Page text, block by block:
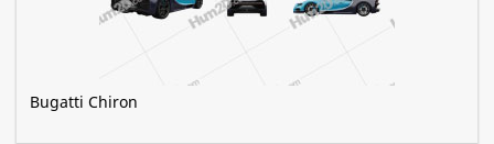
Bugatti Chiron